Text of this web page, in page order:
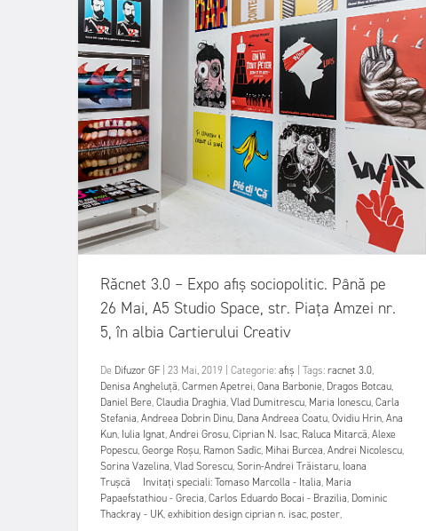
Răcnet 3.0 – Expo afiș sociopolitic. Până pe
26 Mai, A5 Studio Space, str. Piața Amzei nr.
5, în albia Cartierului Creativ
De Difuzor GF 23 Mai, 2019 Categorie:afiș Tags:racnet 3.0,
Denisa Angheluță,Carmen Apetrei,Oana Barbonie, Dragos Botcau,
Daniel Bere,Claudia Draghia,Vlad Dumitrescu, Maria Ionescu,Carla
Stefania,Andreea Dobrin Dinu, Dana Andreea Coatu,Ovidiu Hrin,Ana
Kun, Iulia Ignat,Andrei Grosu,Ciprian N. Isac, Raluca Mitarcă,Alexe
Popescu,George Roșu, Ramon Sadîc, Mihai Burcea,Andrei Nicolescu,
Sorina Vazelina,Vlad Sorescu,Sorin-Andrei Trăistaru, Ioana
Trușcă Invitați speciali: Tomaso Marcolla - Italia, Maria
Papaefstathiou - Grecia,Carlos Eduardo Bocai - Brazilia, Dominic
Thackray - UK,exhibition design ciprian n. isac,poster,